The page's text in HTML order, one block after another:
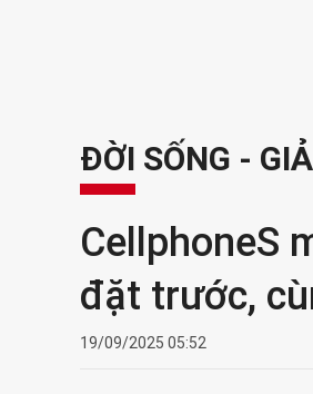
ĐỜI SỐNG -
CellphoneS
đặt trước,
19/09/2025 05:52